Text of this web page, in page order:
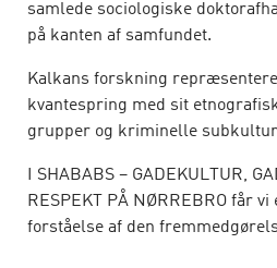
samlede sociologiske
på kanten af samfundet.
Kalkans forskning
kvantespring med sit
grupper og kriminelle
I SHABABS – GADEKULTUR,
RESPEKT PÅ NØRREBRO får vi
forståelse af den